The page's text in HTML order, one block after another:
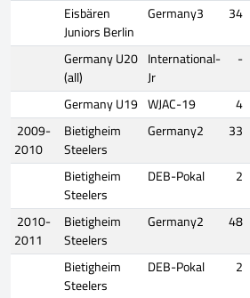
Eisbären
Juniors Berlin
Germany3 34
Germany U20
(all)
International-
Jr
-
Germany U19 WJAC-19 4
2009-
2010
Bietigheim
Steelers
Germany2 33
Bietigheim
Steelers
DEB-Pokal 2
2010-
2011
Bietigheim
Steelers
Germany2 48
Bietigheim
Steelers
DEB-Pokal 2